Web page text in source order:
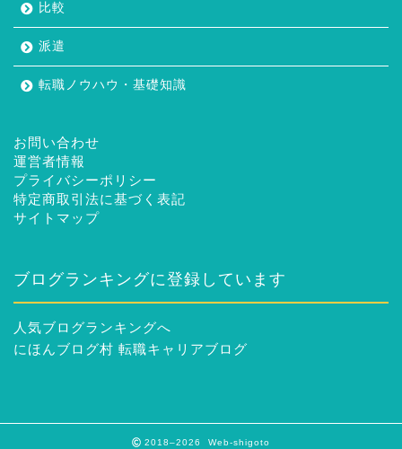
比較
派遣
転職ノウハウ・基礎知識
お問い合わせ
運営者情報
プライバシーポリシー
特定商取引法に基づく表記
サイトマップ
ブログランキングに登録しています
人気ブログランキングへ
にほんブログ村 転職キャリアブログ
2018–2026 Web-shigoto